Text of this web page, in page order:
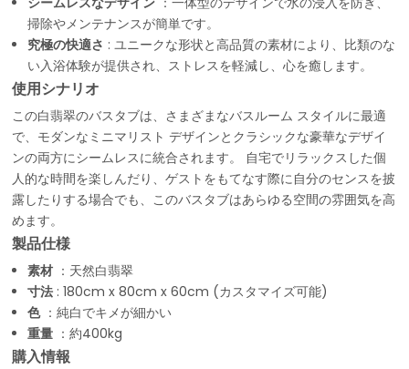
掃除やメンテナンスが簡単です。
究極の快適さ : ユニークな形状と高品質の素材により、比類のな
い入浴体験が提供され、ストレスを軽減し、心を癒します。
使用シナリオ
この白翡翠のバスタブは、さまざまなバスルーム スタイルに最適
で、モダンなミニマリスト デザインとクラシックな豪華なデザイ
ンの両方にシームレスに統合されます。 自宅でリラックスした個
人的な時間を楽しんだり、ゲストをもてなす際に自分のセンスを披
露したりする場合でも、このバスタブはあらゆる空間の雰囲気を高
めます。
製品仕様
素材 ：天然白翡翠
寸法 : 180cm x 80cm x 60cm (カスタマイズ可能)
色 ：純白でキメが細かい
重量 ：約400kg
購入情報